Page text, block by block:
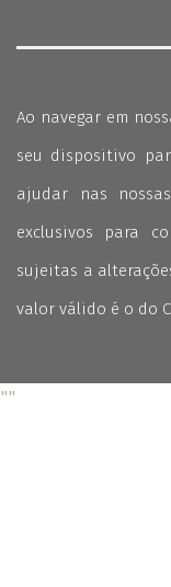
Ao navegar em
seu dispositivo
ajudar nas
exclusivos para
sujeitas a
valor válido é o do
""